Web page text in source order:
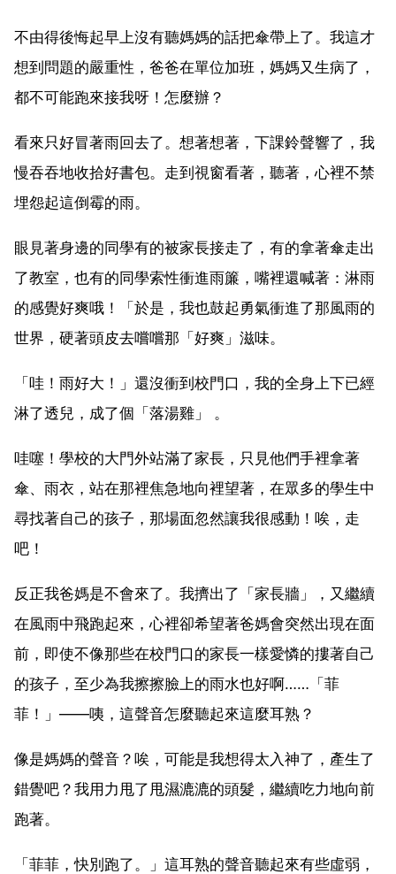
不由得後悔起早上沒有聽媽媽的話把傘帶上了。我這才
想到問題的嚴重性，爸爸在單位加班，媽媽又生病了，
都不可能跑來接我呀！怎麼辦？
看來只好冒著雨回去了。想著想著，下課鈴聲響了，我
慢吞吞地收拾好書包。走到視窗看著，聽著，心裡不禁
埋怨起這倒霉的雨。
眼見著身邊的同學有的被家長接走了，有的拿著傘走出
了教室，也有的同學索性衝進雨簾，嘴裡還喊著：淋雨
的感覺好爽哦！「於是，我也鼓起勇氣衝進了那風雨的
世界，硬著頭皮去嚐嚐那「好爽」滋味。
「哇！雨好大！」還沒衝到校門口，我的全身上下已經
淋了透兒，成了個「落湯雞」 。
哇噻！學校的大門外站滿了家長，只見他們手裡拿著
傘、雨衣，站在那裡焦急地向裡望著，在眾多的學生中
尋找著自己的孩子，那場面忽然讓我很感動！唉，走
吧！
反正我爸媽是不會來了。我擠出了「家長牆」，又繼續
在風雨中飛跑起來，心裡卻希望著爸媽會突然出現在面
前，即使不像那些在校門口的家長一樣愛憐的摟著自己
的孩子，至少為我擦擦臉上的雨水也好啊……「菲
菲！」——咦，這聲音怎麼聽起來這麼耳熟？
像是媽媽的聲音？唉，可能是我想得太入神了，產生了
錯覺吧？我用力甩了甩濕漉漉的頭髮，繼續吃力地向前
跑著。
「菲菲，快別跑了。」這耳熟的聲音聽起來有些虛弱，